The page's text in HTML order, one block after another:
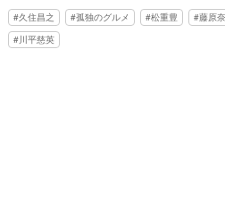
久住昌之 孤独のグルメ 松重豊 藤原
川平慈英